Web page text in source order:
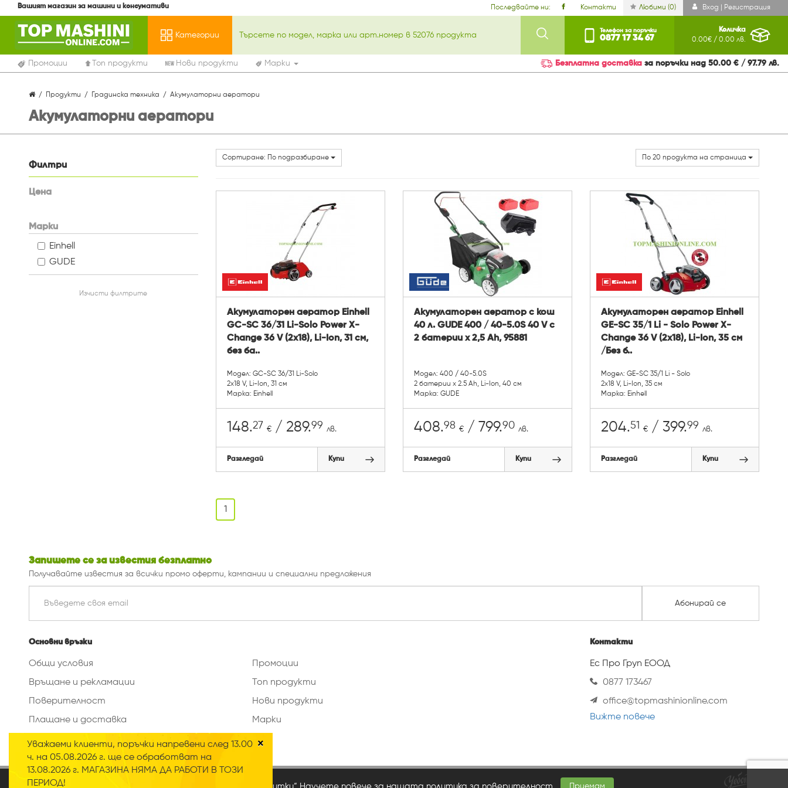
×
Уважаеми клиенти, поръчки напревени след 13.00
ч. на 05.08.2026 г. ще се обработват на
13.08.2026 г. МАГАЗИНА НЯМА ДА РАБОТИ В ТОЗИ
ПЕРИОД!
Вашият магазин за машини и консумативи Последвайте ни: Контакти Любими (0) Вход | Регистрация
Категории
Телефон за поръчки
0877 17 34 67
Количка
0.00€ / 0.00 лв.
Промоции Топ продукти Нови продукти Марки Безплатна доставка за поръчки над 50.00 € / 97.79 лв.
Продукти Градинска техника Акумулаторни аератори
Акумулаторни аератори
Филтри
Цена
Марки
Einhell
GUDE
Изчисти филтрите
Сортиране: По подразбиране По 20 продукта на страница
Акумулаторен аератор Einhell
GC-SC 36/31 Li-Solo Power X-
Change 36 V (2x18), Li-Ion, 31 см,
без ба..
Модел: GC-SC 36/31 Li-Solo
2x18 V, Li-Ion, 31 см
Марка: Einhell
148.27 €/ 289.99 лв.
Разгледай Купи
Акумулаторен аератор с кош
40 л. GUDE 400 / 40-5.0S 40 V с
2 батерии x 2,5 Ah, 95881
Модел: 400 / 40-5.0S
2 батерии x 2.5 Ah, Li-Ion, 40 см
Марка: GUDE
408.98 €/ 799.90 лв.
Разгледай Купи
Акумулаторен аератор Einhell
GE-SC 35/1 Li - Solo Power X-
Change 36 V (2x18), Li-Ion, 35 см
/Без б..
Модел: GE-SC 35/1 Li - Solo
2x18 V, Li-Ion, 35 см
Марка: Einhell
204.51 € / 399.99 лв.
Разгледай Купи
1
Запишете се за известия безплатно
Получавайте известия за всички промо оферти, кампании и специални предложения
Абонирай се
Основни връзки
Общи условия
Връщане и рекламации
Поверителност
Плащане и доставка
Изтриване на данни
Промоции
Топ продукти
Нови продукти
Марки
Контакти
Ес Про Груп ЕООД
0877 173467
office@topmashinionline.com
Вижте повече
2020 © Всички права запазени
Нашият онлайн магазин използва така наречените „Бисквитки“ Научете повече за нашата политика за поверителност Приемам